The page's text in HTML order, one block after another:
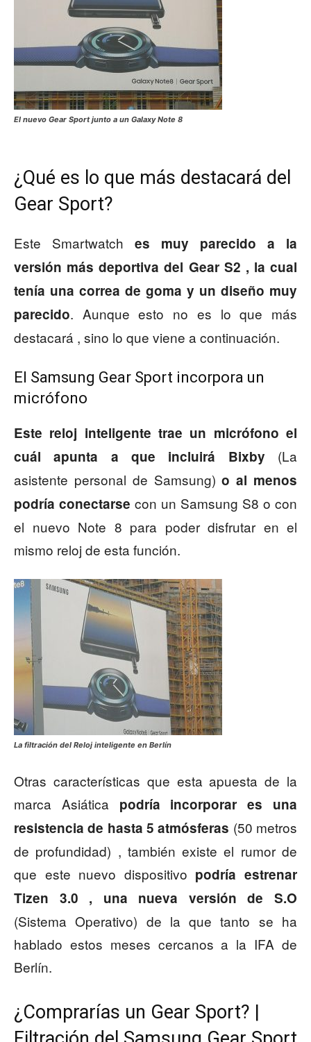
El nuevo Gear Sport junto a un Galaxy Note 8
¿Qué es lo que más destacará del
Gear Sport?
Este Smartwatch es muy parecido a la
versión más deportiva del Gear S2 , la cual
tenía una correa de goma y un diseño muy
parecido. Aunque esto no es lo que más
destacará , sino lo que viene a continuación.
El Samsung Gear Sport incorpora un
micrófono
Este reloj inteligente trae un micrófono el
cuál apunta a que incluirá Bixby (La
asistente personal de Samsung)o al menos
podría conectarse con un Samsung S8 o con
el nuevo Note 8 para poder disfrutar en el
mismo reloj de esta función.
La filtración del Reloj inteligente en Berlín
Otras características que esta apuesta de la
marca Asiática podría incorporar es una
resistencia de hasta 5 atmósferas (50 metros
de profundidad) , también existe el rumor de
que este nuevo dispositivo podría estrenar
Tizen 3.0 , una nueva versión de S.O
(Sistema Operativo) de la que tanto se ha
hablado estos meses cercanos a la IFA de
Berlín.
¿Comprarías un Gear Sport? |